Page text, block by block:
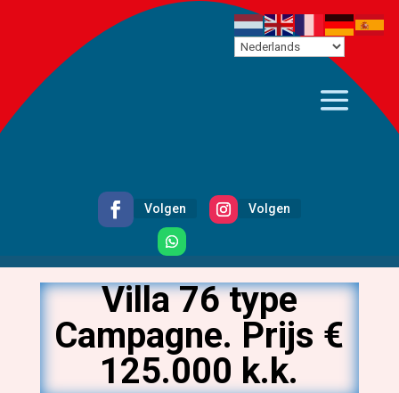
Volgen Volgen
Villa 76 type
Campagne. Prijs €
125.000 k.k.